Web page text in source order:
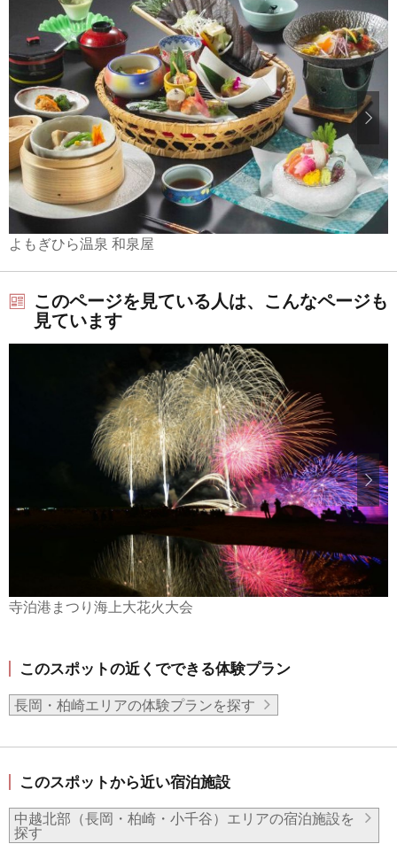
よもぎひら温泉 和泉屋
このページを見ている人は、こんなページも
見ています
寺泊港まつり海上大花火大会
このスポットの近くでできる体験プラン
長岡・柏崎エリアの体験プランを探す
このスポットから近い宿泊施設
中越北部（長岡・柏崎・小千谷）エリアの宿泊施設を
探す